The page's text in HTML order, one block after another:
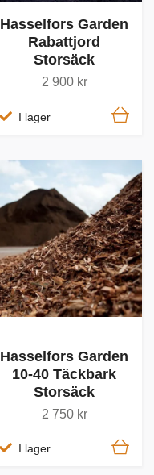
Hasselfors Garden
Rabattjord
Storsäck
2 900 kr
I lager
Hasselfors Garden
10-40 Täckbark
Storsäck
2 750 kr
I lager